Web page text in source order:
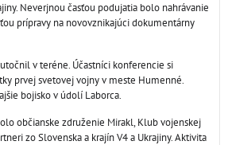
Neverjnou časťou podujatia bolo nahrávanie
prípravy na novovznikajúci dokumentárny
v teréne. Účastníci konferencie si
prvej svetovej vojny v meste Humenné.
bojisko v údolí Laborca.
občianske združenie Mirakl, Klub vojenskej
zo Slovenska a krajín V4 a Ukrajiny. Aktivita